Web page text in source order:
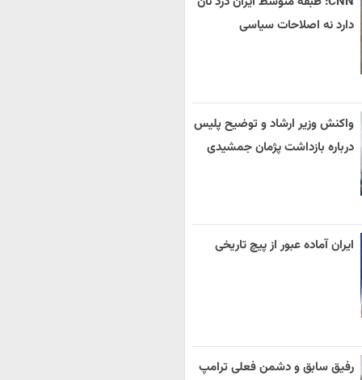
دارد نه اصلاحات سیاسی
واکنش وزیر ارشاد و توضیح پلیس
درباره بازداشت پژمان جمشیدی
ایران آماده عبور از پیچ تاریخی
رفیق سابق و دشمن فعلی ترامپ